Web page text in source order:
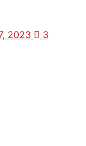
2023 3